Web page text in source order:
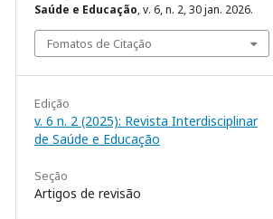
Saúde e Educação, v. 6, n. 2, 30 jan. 2026.
Fomatos de Citação
Edição
v. 6 n. 2 (2025): Revista Interdisciplinar
de Saúde e Educação
Seção
Artigos de revisão